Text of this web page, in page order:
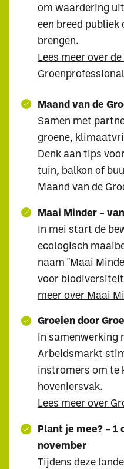
om waardering
een breed
brengen.
Lees meer over
Maand van de
Samen met
groene,
Denk aan tips
tuin, balkon of
Maand van de
Maai Minder –
In mei start de
ecologisch
naam "Maai
voor
meer over Maai
Groeien door
In samenwerking
Arbeidsmarkt
instromers om te
hoveniersvak.
Lees meer over
Plant je mee? –
november
Tijdens deze